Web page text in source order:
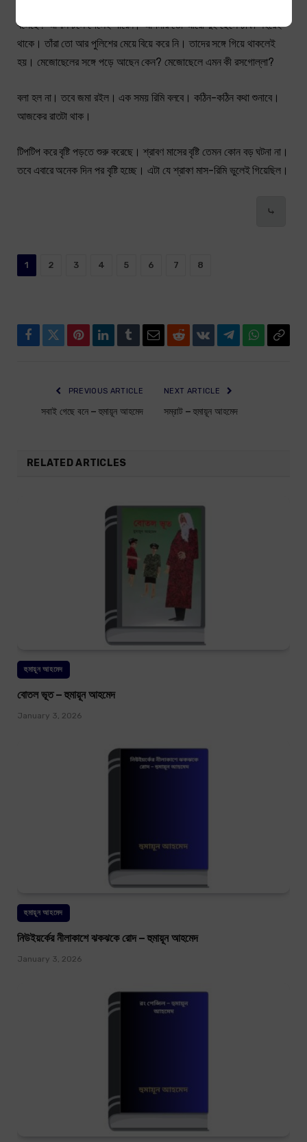
বলেছে? আপনি চলে গেলেই পারেন। আপনার তো আরো দুই ছেলে ঢাকা শহরেই
থাকে। তাঁরা তো আর পুলিশের মেয়ে বিয়ে করে নি। তাদের সঙ্গে গিয়ে থাকলেই
হয়। মেজোছেলের সঙ্গে পড়ে আছেন কেন? মেজোছেলে এমন কী রসগোল্লা?
বলা হল না। তবে জমা রইল। এক সময় রিমি বলবে। কঠিন-কঠিন কথা শুনাবে।
আজকের রাতটা থাক।
টিপটিপ করে বৃষ্টি পড়তে শুরু করেছে। শ্রাবণ মাসের বৃষ্টি তেমন কোন বড় ঘটনা না।
তবে এবারে অনেক দিন পর বৃষ্টি হচ্ছে। এটা যে শ্রাবণ মাস-রিমি ভুলেই গিয়েছিল।
⤷
1 2 3 4 5 6 7 8
Facebook
TwitterPinterestLinkedIn
TumblrEmailRedditVKontakte
TelegramWhatsApp
Copy
PREVIOUS ARTICLE
সবাই গেছে বনে – হুমায়ূন আহমেদ
NEXT ARTICLE
সম্রাট – হুমায়ূন আহমেদ
RELATED ARTICLES
হুমায়ূন আহমেদ
বোতল ভূত – হুমায়ূন আহমেদ
January 3, 2026
হুমায়ূন আহমেদ
নিউইয়র্কের নীলাকাশে ঝকঝকে রোদ – হুমায়ূন আহমেদ
January 3, 2026